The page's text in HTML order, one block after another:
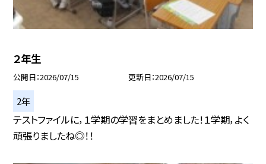
２年生
公開日 2026/07/15 更新日 2026/07/15
2年
テストファイルに，１学期の学習をまとめました！１学期，よく
頑張りましたね◎！！